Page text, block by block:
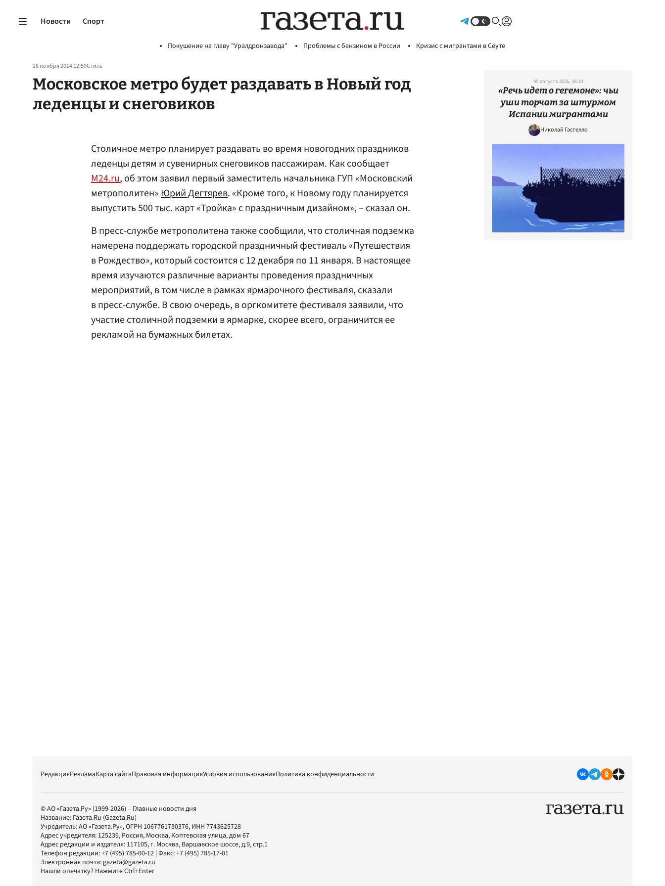
Новости Спорт
Покушение на главу "Уралдронзавода" Проблемы с бензином в России Кризис с мигрантами в Сеуте
28 ноября 2014 12:50Стиль
Московское метро будет раздавать в Новый год
леденцы и снеговиков
Столичное метро планирует раздавать во время новогодних праздников
леденцы детям и сувенирных снеговиков пассажирам. Как сообщает
M24.ru, об этом заявил первый заместитель начальника ГУП «Московский
метрополитен»Юрий Дегтярев. «Кроме того, к Новому году планируется
выпустить 500 тыс. карт «Тройка» с праздничным дизайном», – сказал он.
В пресс-службе метрополитена также сообщили, что столичная подземка
намерена поддержать городской праздничный фестиваль «Путешествия
в Рождество», который состоится с 12 декабря по 11 января. В настоящее
время изучаются различные варианты проведения праздничных
мероприятий, в том числе в рамках ярмарочного фестиваля, сказали
в пресс-службе. В свою очередь, в оргкомитете фестиваля заявили, что
участие столичной подземки в ярмарке, скорее всего, ограничится ее
рекламой на бумажных билетах.
05 августа 2026, 18:10
«Речь идет о гегемоне»: чьи
уши торчат за штурмом
Испании мигрантами
Николай Гастелло
РедакцияРекламаКарта сайтаПравовая информацияУсловия использованияПолитика конфиденциальности
© АО «Газета.Ру» (1999-2026) – Главные новости дня
Название: Газета.Ru (Gazeta.Ru)
Учредитель:АО «Газета.Ру», ОГРН 1067761730376, ИНН 7743625728
Адрес учредителя: 125239, Россия, Москва, Коптевская улица, дом 67
Адрес редакции и издателя: 117105, г. Москва, Варшавское шоссе, д.9, стр.1
Телефон редакции:+7 (495) 785-00-12 | Факс:+7 (495) 785-17-01
Электронная почта:gazeta@gazeta.ru
Нашли опечатку? Нажмите Ctrl+Enter